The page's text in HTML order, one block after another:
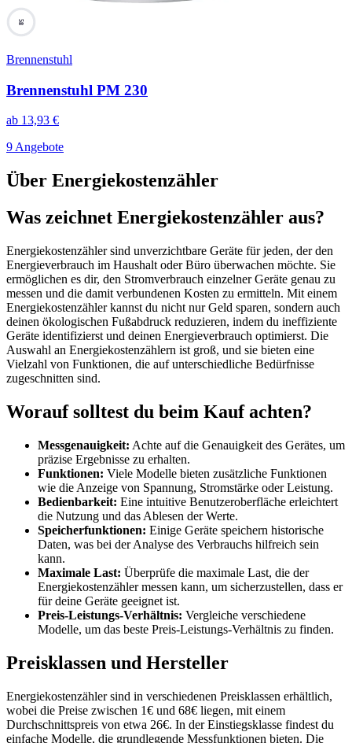
58
Brennenstuhl
Brennenstuhl PM 230
ab 13,93 €
9 Angebote
Über Energiekostenzähler
Was zeichnet Energiekostenzähler aus?
Energiekostenzähler sind unverzichtbare Geräte für jeden, der den
Energieverbrauch im Haushalt oder Büro überwachen möchte. Sie
ermöglichen es dir, den Stromverbrauch einzelner Geräte genau zu
messen und die damit verbundenen Kosten zu ermitteln. Mit einem
Energiekostenzähler kannst du nicht nur Geld sparen, sondern auch
deinen ökologischen Fußabdruck reduzieren, indem du ineffiziente
Geräte identifizierst und deinen Energieverbrauch optimierst. Die
Auswahl an Energiekostenzählern ist groß, und sie bieten eine
Vielzahl von Funktionen, die auf unterschiedliche Bedürfnisse
zugeschnitten sind.
Worauf solltest du beim Kauf achten?
Messgenauigkeit: Achte auf die Genauigkeit des Gerätes, um
präzise Ergebnisse zu erhalten.
Funktionen: Viele Modelle bieten zusätzliche Funktionen
wie die Anzeige von Spannung, Stromstärke oder Leistung.
Bedienbarkeit: Eine intuitive Benutzeroberfläche erleichtert
die Nutzung und das Ablesen der Werte.
Speicherfunktionen: Einige Geräte speichern historische
Daten, was bei der Analyse des Verbrauchs hilfreich sein
kann.
Maximale Last: Überprüfe die maximale Last, die der
Energiekostenzähler messen kann, um sicherzustellen, dass er
für deine Geräte geeignet ist.
Preis-Leistungs-Verhältnis: Vergleiche verschiedene
Modelle, um das beste Preis-Leistungs-Verhältnis zu finden.
Preisklassen und Hersteller
Energiekostenzähler sind in verschiedenen Preisklassen erhältlich,
wobei die Preise zwischen 1€ und 68€ liegen, mit einem
Durchschnittspreis von etwa 26€. In der Einstiegsklasse findest du
einfache Modelle, die grundlegende Messfunktionen bieten. Die